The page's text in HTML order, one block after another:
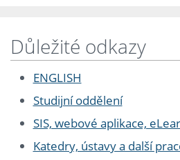
Důležité odkazy
ENGLISH
Studijní oddělení
SIS, webové aplikace,
Katedry, ústavy a další